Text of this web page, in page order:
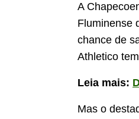
A
Fluminense
chance de
Athletico
Leia mais:
Mas o